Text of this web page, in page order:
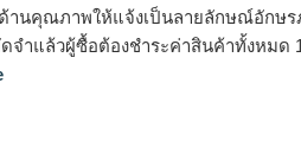
นคุณภาพให้แจ้งเป็นลายลักษณ์อักษร
จำแล้วผู้ซื้อต้องชำระค่าสินค้าทั้งหมด